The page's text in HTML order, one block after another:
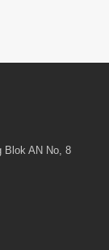
Blok AN No, 8